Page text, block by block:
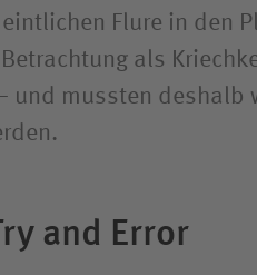
Flure in den
als
und mussten deshalb
and Error